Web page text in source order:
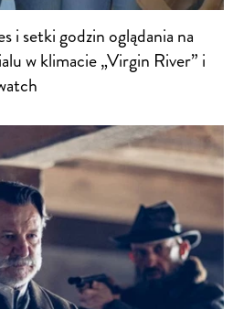
i setki godzin oglądania na
w klimacie „Virgin River” i